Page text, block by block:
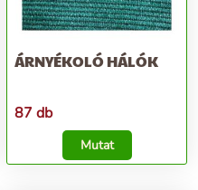
ÁRNYÉKOLÓ HÁLÓK
87 db
Mutat